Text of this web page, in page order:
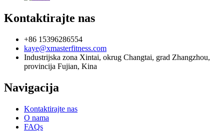
Kontaktirajte nas
+86 15396286554
kaye@xmasterfitness.com
Industrijska zona Xintai, okrug Changtai, grad Zhangzhou,
provincija Fujian, Kina
Navigacija
Kontaktirajte nas
O nama
FAQs